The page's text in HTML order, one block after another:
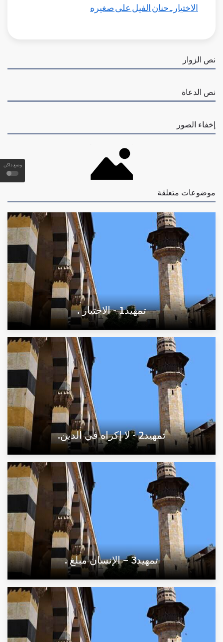
وضع داكن
الاختيار ـ حنان الفيل على صغيره
نص الزوار
نص الدعاة
إخفاء الصور
موضوعات متعلقة
تمهيد1 - الاختيار .
تمهيد2 - لا إكراه في الدين.
تمهيد3 – الإنسان مبلغ .